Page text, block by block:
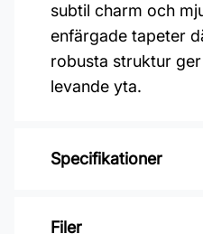
subtil charm och
enfärgade tapeter
robusta struktur
levande yta.
Specifikationer
Varumärke:
Filer